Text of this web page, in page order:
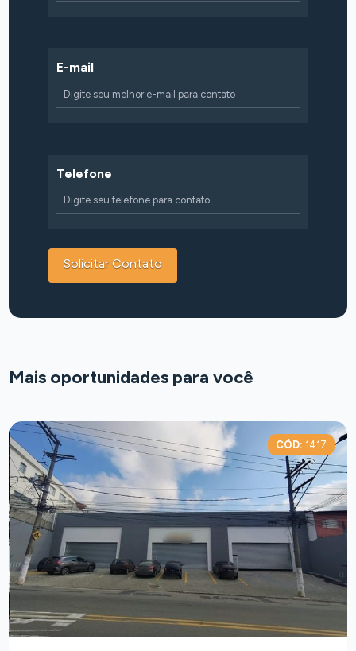
E-mail
Telefone
Mais oportunidades para você
CÓD: 1417